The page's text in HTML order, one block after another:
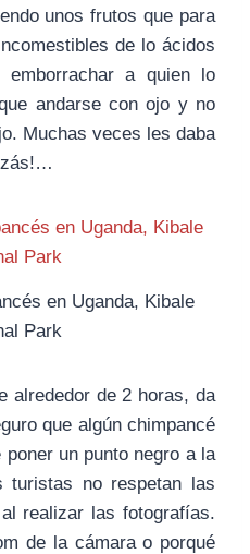
unos frutos que para
de lo ácidos
a quien lo
andarse con ojo y no
Muchas veces les daba
zás!…
en Uganda, Kibale
Park
alrededor de 2 horas, da
que algún chimpancé
un punto negro a la
turistas no respetan las
realizar las fotografías.
de la cámara o porqué